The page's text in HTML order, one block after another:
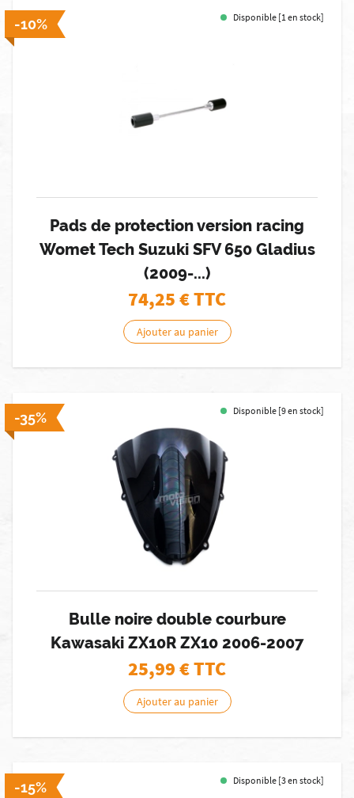
-10% Disponible [1 en stock]
Pads de protection version racing
Womet Tech Suzuki SFV 650 Gladius
(2009-...)
74,25€ TTC
Ajouter au panier
-35% Disponible [9 en stock]
Bulle noire double courbure
Kawasaki ZX10R ZX10 2006-2007
25,99€ TTC
Ajouter au panier
-15% Disponible [3 en stock]